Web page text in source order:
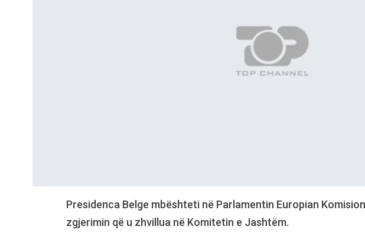
Presidenca Belge mbështeti në Parlamentin Europian
zgjerimin që u zhvillua në Komitetin e Jashtëm.